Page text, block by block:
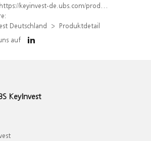
https://keyinvest-de.ubs.com/produkt/detail/index/isin/DE000WA8JR19
Deutschland
Produktdetail
auf
KeyInvest